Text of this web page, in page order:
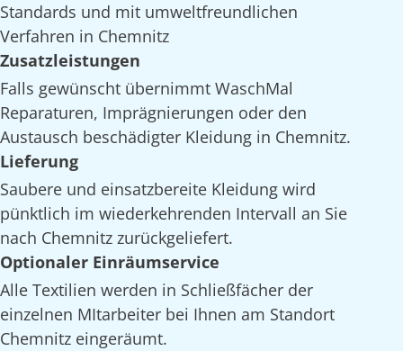
Standards und mit umweltfreundlichen
Verfahren in Chemnitz
Zusatzleistungen
Falls gewünscht übernimmt WaschMal
Reparaturen, Imprägnierungen oder den
Austausch beschädigter Kleidung in Chemnitz.
Lieferung
Saubere und einsatzbereite Kleidung wird
pünktlich im wiederkehrenden Intervall an Sie
nach Chemnitz zurückgeliefert.
Optionaler Einräumservice
Alle Textilien werden in Schließfächer der
einzelnen MItarbeiter bei Ihnen am Standort
Chemnitz eingeräumt.